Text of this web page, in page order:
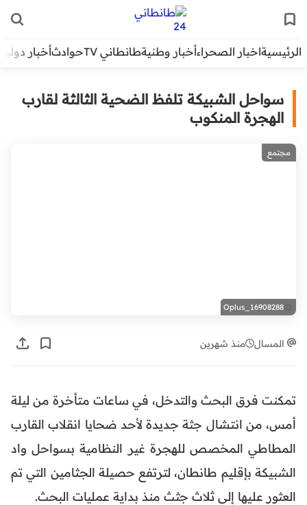
الرئيسيةاخبار الصحراءأخبار وطنيةطانطاني TV حوادثأخبار دولية
سواحل الشبيكة تلفظ الضحية الثالثة لقارب
الهجرة المنكوب
مجتمع
Oplus_16908288
المسال منذ شهرين
تمكنت فرق البحث والتدخل، في ساعات متأخرة من ليلة
أمس، من انتشال جثة جديدة لأحد ضحايا انقلاب القارب
المطاطي المخصص للهجرة غير النظامية بسواحل واد
الشبيكة بإقليم طانطان، لترتفع حصيلة الجثامين التي تم
العثور عليها إلى ثلاث جثث منذ بداية عمليات البحث.